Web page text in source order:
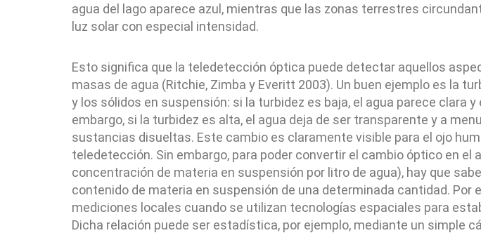
agua del lago aparece azul, mientras que las zonas terrestres
luz solar con especial intensidad.
Esto significa que la teledetección óptica puede detectar aquellos
masas de agua (Ritchie, Zimba y Everitt 2003). Un buen ejemplo es la
y los sólidos en suspensión: si la turbidez es baja, el agua parece clara
embargo, si la turbidez es alta, el agua deja de ser transparente y a
sustancias disueltas. Este cambio es claramente visible para el ojo
teledetección. Sin embargo, para poder convertir el cambio óptico en
concentración de materia en suspensión por litro de agua), hay que
contenido de materia en suspensión de una determinada cantidad.
mediciones locales cuando se utilizan tecnologías espaciales para
Dicha relación puede ser estadística, por ejemplo, mediante un simple